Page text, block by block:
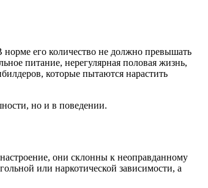
его количество не должно превышать
питание, нерегулярная половая жизнь,
которые пытаются нарастить
но и в поведении.
они склонны к неоправданному
или наркотической зависимости, а